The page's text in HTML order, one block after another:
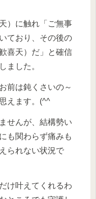
）に触れ「ご無事
ており、その後の
喜天）だ」と確信
ました。
前は鈍くさいの～
えます。(^^ゞ
せんが、結構勢い
も関わらず痛みも
られない状況で
け叶えてくれるわ